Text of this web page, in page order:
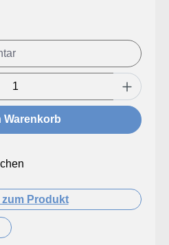
den gewünschten
Warenkorb
zum Produkt